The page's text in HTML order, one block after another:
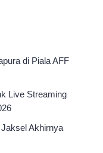
di Piala AFF
Live Streaming
Akhirnya